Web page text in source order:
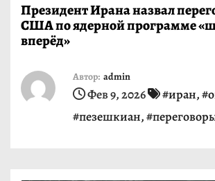
Президент Ирана назвал
США по ядерной программе
вперёд»
Автор: admin
Фев 9, 2026 #иран,
#пезешкиан,